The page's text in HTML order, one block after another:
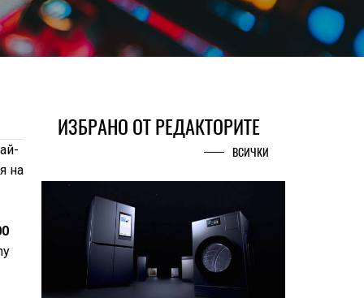
на
ИЗБРАНО ОТ РЕДАКТОРИТЕ
ВСИЧКИ